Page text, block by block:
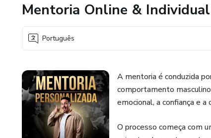
Mentoria Online &
Português
A mentoria é conduzida
comportamento
emocional, a confiança e
O processo começa com